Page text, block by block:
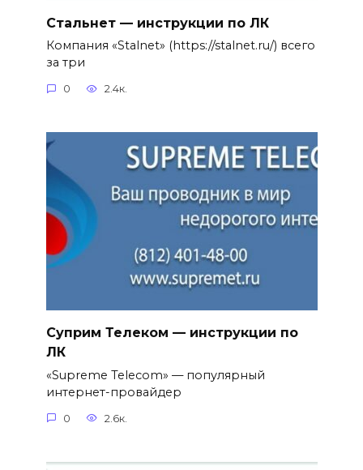
Стальнет — инструкции по ЛК
Компания «Stalnet» (https://stalnet.ru/) всего
за три
0 2.4к.
Суприм Телеком — инструкции по
ЛК
«Supreme Telecom» — популярный
интернет-провайдер
0 2.6к.